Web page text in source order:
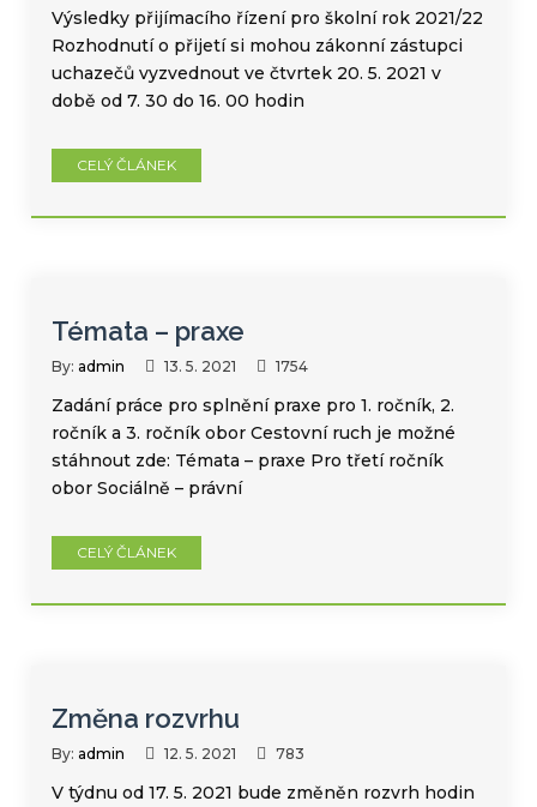
Výsledky přijímacího řízení pro školní rok 2021/22
Rozhodnutí o přijetí si mohou zákonní zástupci
uchazečů vyzvednout ve čtvrtek 20. 5. 2021 v
době od 7. 30 do 16. 00 hodin
CELÝ ČLÁNEK
Témata – praxe
By: admin 13. 5. 2021 1754
Zadání práce pro splnění praxe pro 1. ročník, 2.
ročník a 3. ročník obor Cestovní ruch je možné
stáhnout zde: Témata – praxe Pro třetí ročník
obor Sociálně – právní
CELÝ ČLÁNEK
Změna rozvrhu
By: admin 12. 5. 2021 783
V týdnu od 17. 5. 2021 bude změněn rozvrh hodin